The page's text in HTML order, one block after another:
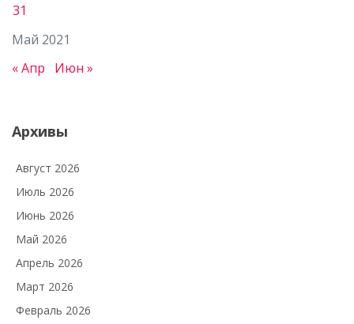
Май 2021
31
« Апр Июн »
Архивы
Август 2026
Июль 2026
Июнь 2026
Май 2026
Апрель 2026
Март 2026
Февраль 2026